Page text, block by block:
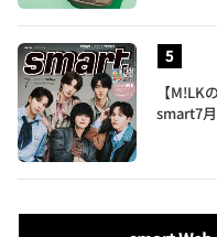
【M!LK
smart7